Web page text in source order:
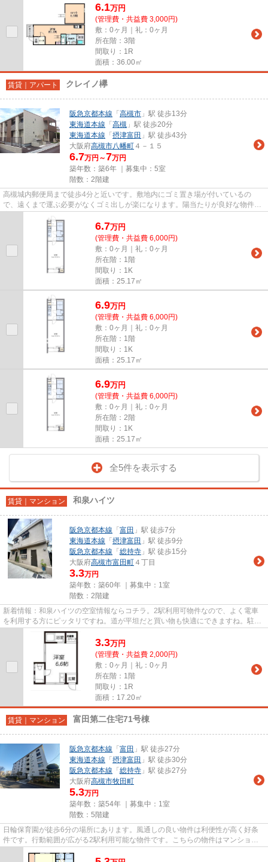
6.1万円
(管理費・共益費 3,000円)
敷：0ヶ月｜礼：0ヶ月
所在階：3階
間取り：1R
面積：36.00㎡
賃貸｜アパート クレイノ欅
阪急京都本線 「 高槻市 」駅 徒歩13分
東海道本線 「 高槻 」駅 徒歩20分
東海道本線 「 摂津富田 」駅 徒歩43分
大阪府高槻市八幡町 ４－１５
6.7万円～7万円
築年数：築6年 ｜募集中： 5室
階数：2階建
高槻城内郵便局まで徒歩4分と近いです。敷地内にゴミ置き場が付いているの
で、遠くまで運ぶ必要がなくゴミ出しが楽になります。陽当たりが良好な物件は
6.7万円
(管理費・共益費 6,000円)
敷：0ヶ月｜礼：0ヶ月
所在階：1階
間取り：1K
面積：25.17㎡
6.9万円
(管理費・共益費 6,000円)
敷：0ヶ月｜礼：0ヶ月
所在階：1階
間取り：1K
面積：25.17㎡
6.9万円
(管理費・共益費 6,000円)
敷：0ヶ月｜礼：0ヶ月
所在階：2階
間取り：1K
面積：25.17㎡
全5件を表示する
賃貸｜マンション 和泉ハイツ
阪急京都本線 「 富田 」駅 徒歩7分
東海道本線 「 摂津富田 」駅 徒歩9分
阪急京都本線 「 総持寺 」駅 徒歩15分
大阪府高槻市富田町 ４丁目
3.3万円
築年数：築60年 ｜募集中： 1室
階数：2階建
新着情報：和泉ハイツの空室情報ならコチラ。2駅利用可物件なので、よく電車
を利用する方にピッタリですね。道が平坦だと買い物も快適にできますね。駐車
場まで100mのマンションです。...
3.3万円
(管理費・共益費 2,000円)
敷：0ヶ月｜礼：0ヶ月
所在階：1階
間取り：1R
面積：17.20㎡
賃貸｜マンション 富田第二住宅71号棟
阪急京都本線 「 富田 」駅 徒歩27分
東海道本線 「 摂津富田 」駅 徒歩30分
阪急京都本線 「 総持寺 」駅 徒歩27分
大阪府高槻市牧田町
5.3万円
築年数：築54年 ｜募集中： 1室
階数：5階建
日輪保育園が徒歩6分の場所にあります。風通しの良い物件は利便性が高く好条
件です。行動範囲が広がる2駅利用可能な物件です。こちらの物件はマンション